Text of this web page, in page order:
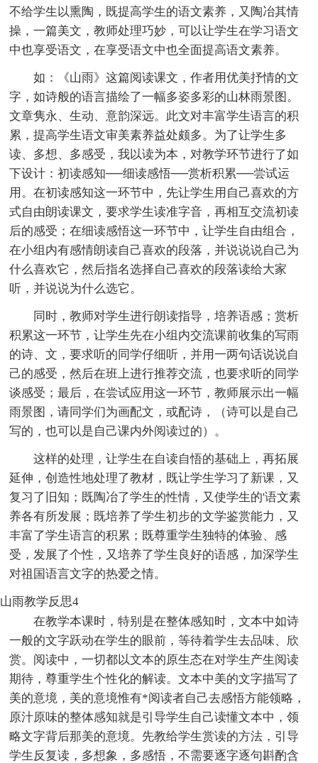
不给学生以熏陶，既提高学生的语文素养，又陶冶其情
操，一篇美文，教师处理巧妙，可以让学生在学习语文
中也享受语文，在享受语文中也全面提高语文素养。
如：《山雨》这篇阅读课文，作者用优美抒情的文
字，如诗般的语言描绘了一幅多姿多彩的山林雨景图。
文章隽永、生动、意韵深远。此文对丰富学生语言的积
累，提高学生语文审美素养益处颇多。为了让学生多
读、多想、多感受，我以读为本，对教学环节进行了如
下设计：初读感知──细读感悟──赏析积累──尝试运
用。在初读感知这一环节中，先让学生用自己喜欢的方
式自由朗读课文，要求学生读准字音，再相互交流初读
后的感受；在细读感悟这一环节中，让学生自由组合，
在小组内有感情朗读自己喜欢的段落，并说说说自己为
什么喜欢它，然后指名选择自己喜欢的段落读给大家
听，并说说为什么选它。
同时，教师对学生进行朗读指导，培养语感；赏析
积累这一环节，让学生先在小组内交流课前收集的写雨
的诗、文，要求听的同学仔细听，并用一两句话说说自
己的感受，然后在班上进行推荐交流，也要求听的同学
谈感受；最后，在尝试应用这一环节，教师展示出一幅
雨景图，请同学们为画配文，或配诗，（诗可以是自己
写的，也可以是自己课内外阅读过的）。
这样的处理，让学生在自读自悟的基础上，再拓展
延伸，创造性地处理了教材，既让学生学习了新课，又
复习了旧知；既陶冶了学生的性情，又使学生的'语文素
养各有所发展；既培养了学生初步的文学鉴赏能力，又
丰富了学生语言的积累；既尊重学生独特的体验、感
受，发展了个性，又培养了学生良好的语感，加深学生
对祖国语言文字的热爱之情。
山雨教学反思4
在教学本课时，特别是在整体感知时，文本中如诗
一般的文字跃动在学生的眼前，等待着学生去品味、欣
赏。阅读中，一切都以文本的原生态在对学生产生阅读
期待，尊重学生个性化的解读。文本中美的文字描写了
美的意境，美的意境惟有*阅读者自己去感悟方能领略，
原汁原味的整体感知就是引导学生自己读懂文本中，领
略文字背后那美的意境。先教给学生赏读的方法，引导
学生反复读，多想象，多感悟，不需要逐字逐句斟酌含